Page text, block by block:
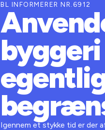
BL INFORMERER NR.6912
Igennem et stykke tid er der